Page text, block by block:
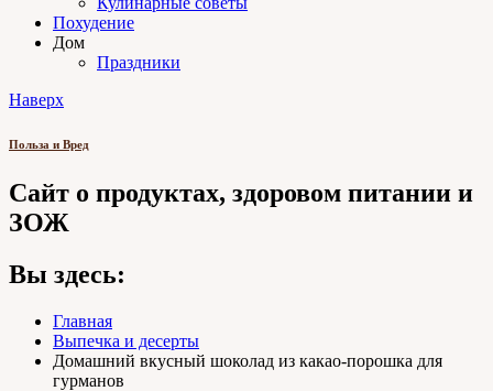
Похудение
Дом
Праздники
Наверх
Польза и Вред
Сайт о продуктах, здоровом питании и
ЗОЖ
Вы здесь:
Главная
Выпечка и десерты
Домашний вкусный шоколад из какао-порошка для
гурманов